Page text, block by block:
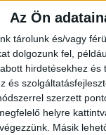
Az Ön
tárolunk és/vagy
dolgozunk fel,
hirdetésekhez
és
szerzett
helyre
Másik
a vízben egy